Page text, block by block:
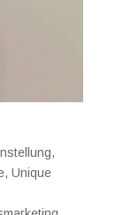
,
, Unique